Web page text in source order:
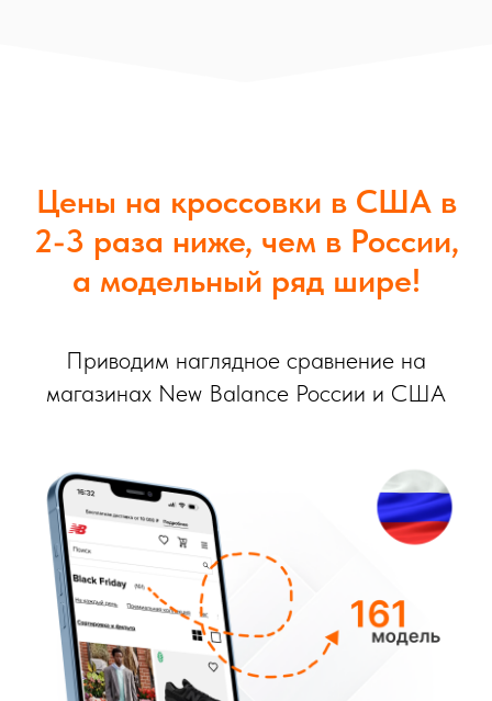
Цены на кроссовки в США в
2-3 раза ниже, чем в России,
а модельный ряд шире!
Приводим наглядное сравнение на
магазинах New Balance России и США